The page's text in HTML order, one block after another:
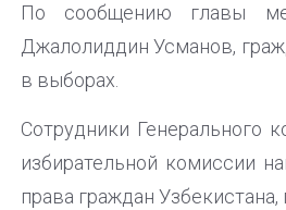
По сообщению главы
Джалолиддин Усманов,
в выборах.
Сотрудники Генерального
избирательной комиссии
права граждан